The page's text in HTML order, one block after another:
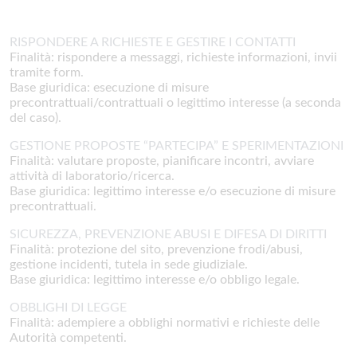
RISPONDERE A RICHIESTE E GESTIRE I CONTATTI
Finalità: rispondere a messaggi, richieste informazioni, invii
tramite form.
Base giuridica: esecuzione di misure
precontrattuali/contrattuali o legittimo interesse (a seconda
del caso).
GESTIONE PROPOSTE “PARTECIPA” E SPERIMENTAZIONI
Finalità: valutare proposte, pianificare incontri, avviare
attività di laboratorio/ricerca.
Base giuridica: legittimo interesse e/o esecuzione di misure
precontrattuali.
SICUREZZA, PREVENZIONE ABUSI E DIFESA DI DIRITTI
Finalità: protezione del sito, prevenzione frodi/abusi,
gestione incidenti, tutela in sede giudiziale.
Base giuridica: legittimo interesse e/o obbligo legale.
OBBLIGHI DI LEGGE
Finalità: adempiere a obblighi normativi e richieste delle
Autorità competenti.